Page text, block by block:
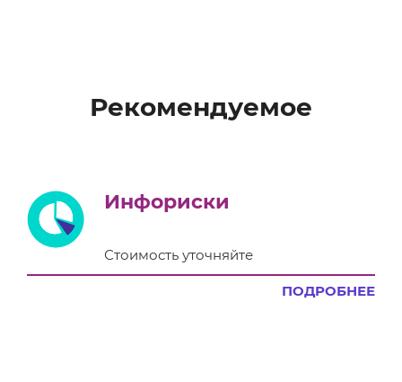
Рекомендуемое
Инфориски
Стоимость уточняйте
ПОДРОБНЕЕ